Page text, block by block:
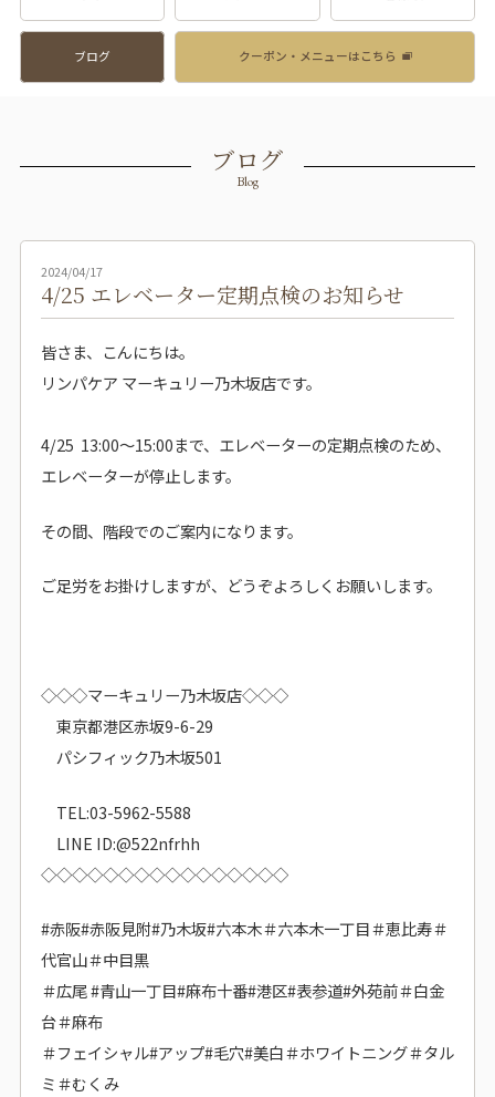
ブログ クーポン・メニューはこちら
ブログ
Blog
2024/04/17
4/25 エレベーター定期点検のお知らせ
皆さま、こんにちは。
リンパケア マーキュリー乃木坂店です。
4/25 13:00〜15:00まで、エレベーターの定期点検のため、
エレベーターが停止します。
その間、階段でのご案内になります。
ご足労をお掛けしますが、どうぞよろしくお願いします。
◇◇◇マーキュリー乃木坂店◇◇◇
東京都港区赤坂9-6-29
パシフィック乃木坂501
TEL:03-5962-5588
LINE ID:@522nfrhh
◇◇◇◇◇◇◇◇◇◇◇◇◇◇◇◇
#赤阪#赤阪見附#乃木坂#六本木＃六本木一丁目＃恵比寿＃
代官山＃中目黒
＃広尾 #青山一丁目#麻布十番#港区#表参道#外苑前＃白金
台＃麻布
＃フェイシャル#アップ#毛穴#美白＃ホワイトニング＃タル
ミ＃むくみ